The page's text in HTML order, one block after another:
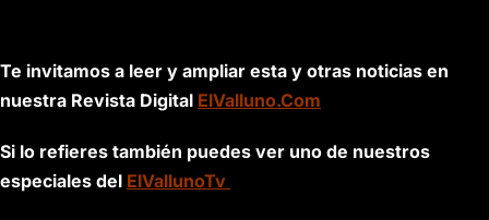
Te invitamos a leer y ampliar esta y otras noticias en
nuestra Revista Digital ElValluno.Com
Si lo refieres también puedes ver uno de nuestros
especiales del ElVallunoTv